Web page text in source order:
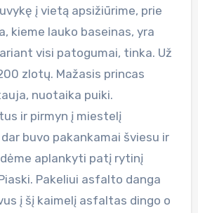
į vietą apsižiūrime, prie
kieme lauko baseinas, yra
visi patogumai, tinka. Už
zlotų. Mažasis princas
nuotaika puiki.
ir pirmyn į miestelį
buvo pakankamai šviesu ir
aplankyti patį rytinį
Pakeliui asfalto danga
į šį kaimelį asfaltas dingo o